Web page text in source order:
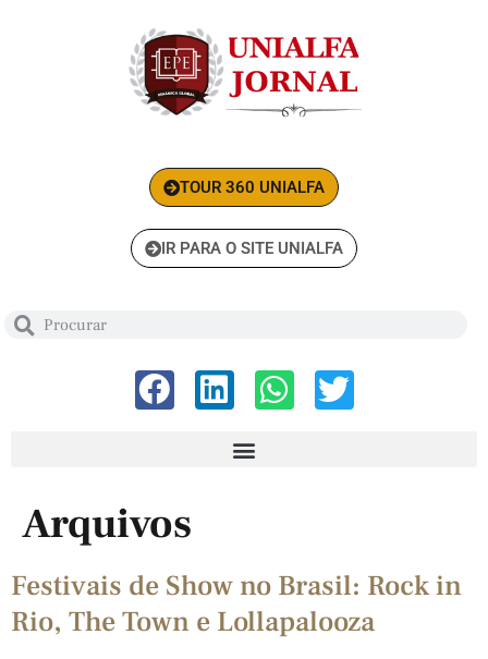
TOUR 360 UNIALFA
IR PARA O SITE UNIALFA
Arquivos
Festivais de Show no Brasil: Rock in
Rio, The Town e Lollapalooza